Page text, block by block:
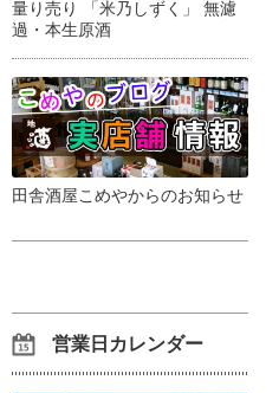
量り売り 「米乃しずく」 無濾
過・本生原酒
田舎酒屋こめやからのお知らせ
営業日カレンダー